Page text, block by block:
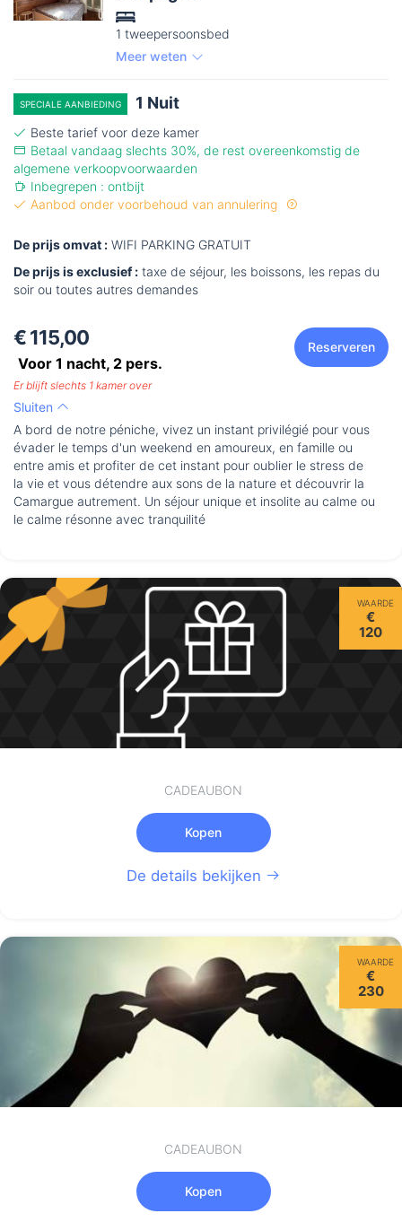
1 tweepersoonsbed
Meer weten
SPECIALE AANBIEDING 1 Nuit
Beste tarief voor deze kamer
Betaal vandaag slechts 30%, de rest overeenkomstig de
algemene verkoopvoorwaarden
Inbegrepen : ontbijt
Aanbod onder voorbehoud van annulering
De prijs omvat : WIFI PARKING GRATUIT
De prijs is exclusief : taxe de séjour, les boissons, les repas du
soir ou toutes autres demandes
€ 115,00
Voor 1 nacht, 2 pers.
Reserveren
Er blijft slechts 1 kamer over
Sluiten
A bord de notre péniche, vivez un instant privilégié pour vous
évader le temps d'un weekend en amoureux, en famille ou
entre amis et profiter de cet instant pour oublier le stress de
la vie et vous détendre aux sons de la nature et découvrir la
Camargue autrement. Un séjour unique et insolite au calme ou
le calme résonne avec tranquilité
WAARDE
€
120
CADEAUBON
Kopen
De details bekijken
WAARDE
€
230
CADEAUBON
Kopen